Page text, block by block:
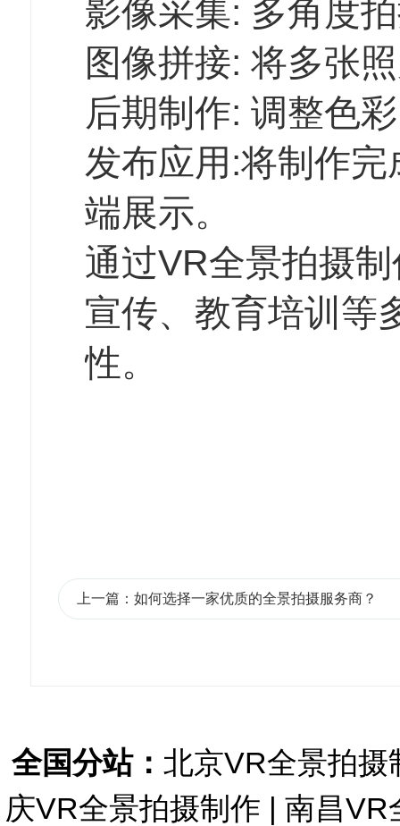
影像采集: 多角度
图像拼接: 将多张
后期制作: 调整色
发布应用:将制作
端展示。
通过VR全景拍摄
宣传、教育培训等
性。
上一篇：如何选择一家优质的全景拍摄服务商？
全国分站： 北京VR全景拍摄
庆VR全景拍摄制作 | 南昌VR